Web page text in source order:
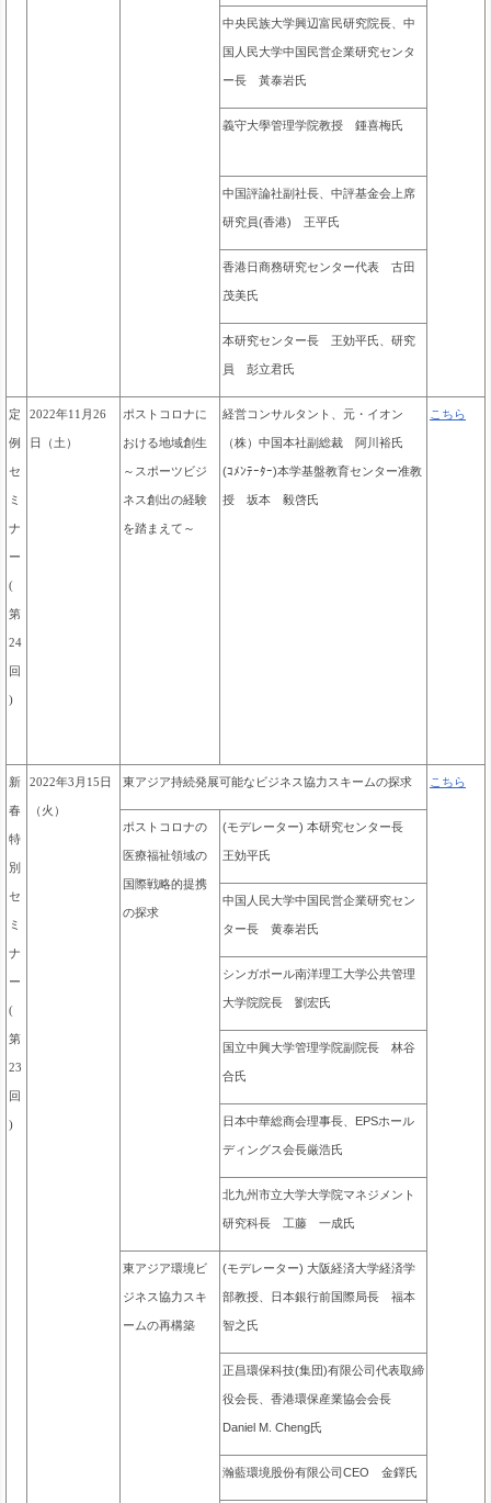
中央民族大学興辺富民研究院長、中
国人民大学中国民営企業研究センタ
ー長 黃泰岩氏
義守大學管理学院教授 鍾喜梅氏
中国評論社副社長、中評基金会上席
研究員(香港) 王平氏
香港日商務研究センター代表 古田
茂美氏
本研究センター長 王効平氏、研究
員 彭立君氏
定
例
セ
ミ
ナ
ー
(
第
24
回
)
2022年11月26
日（土）
ポストコロナに
おける地域創生
～スポーツビジ
ネス創出の経験
を踏まえて～
経営コンサルタント、元・イオン
（株）中国本社副総裁 阿川裕氏
(ｺﾒﾝﾃｰﾀｰ)本学基盤教育センター准教
授 坂本 毅啓氏
こちら
新
春
特
別
セ
ミ
ナ
ー
(
第
23
回
)
2022年3月15日
（火）
東アジア持続発展可能なビジネス協力スキームの探求 こちら
ポストコロナの
医療福祉領域の
国際戦略的提携
の探求
(モデレーター) 本研究センター長
王効平氏
中国人民大学中国民営企業研究セン
ター長 黄泰岩氏
シンガポール南洋理工大学公共管理
大学院院長 劉宏氏
国立中興大学管理学院副院長 林谷
合氏
日本中華総商会理事長、EPSホール
ディングス会長厳浩氏
北九州市立大学大学院マネジメント
研究科長 工藤 一成氏
東アジア環境ビ
ジネス協力スキ
ームの再構築
(モデレーター) 大阪経済大学経済学
部教授、日本銀行前国際局長 福本
智之氏
正昌環保科技(集団)有限公司代表取締
役会長、香港環保産業協会会長
Daniel M. Cheng氏
瀚藍環境股份有限公司CEO 金鐸氏